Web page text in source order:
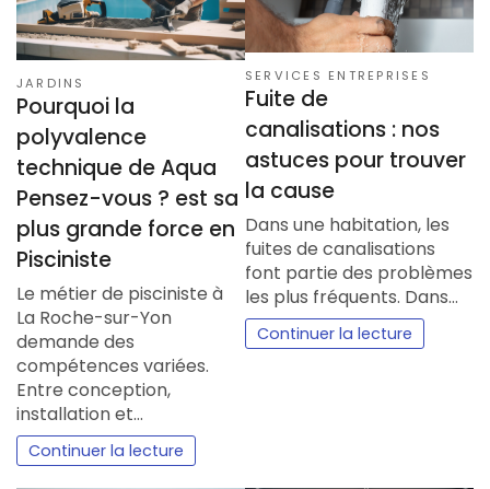
JARDINS
Pourquoi la
polyvalence
technique de Aqua
Pensez-vous ? est sa
plus grande force en
Pisciniste
Le métier de pisciniste à
La Roche-sur-Yon
demande des
compétences variées.
Entre conception,
installation et…
Continuer la lecture
SERVICES ENTREPRISES
Fuite de
canalisations : nos
astuces pour trouver
la cause
Dans une habitation, les
fuites de canalisations
font partie des problèmes
les plus fréquents. Dans…
Continuer la lecture